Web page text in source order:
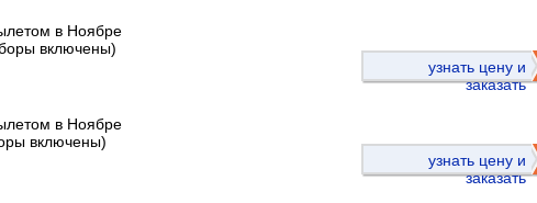
в Ноябре
включены)
узнать цену и
заказать
в Ноябре
включены)
узнать цену и
заказать